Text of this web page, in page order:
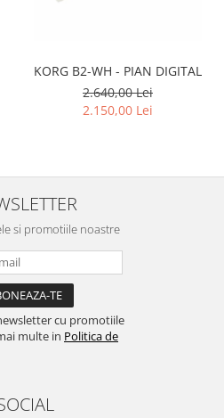
KORG B2-WH - PIAN DIGITAL
2.640,00 Lei
2.150,00 Lei
si promotiile noastre
cu promotiile
multe in Politica de